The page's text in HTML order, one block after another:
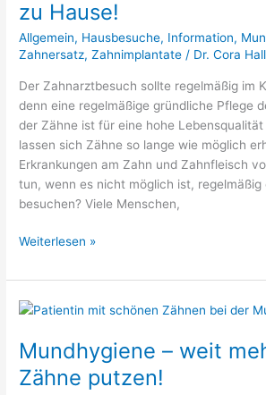
zu Hause!
Allgemein, Hausbesuche, Information,
Zahnersatz,Zahnimplantate / Dr. Cora
Der Zahnarztbesuch sollte regelmäßig im
denn eine regelmäßige gründliche Pflege
der Zähne ist für eine hohe
lassen sich Zähne so lange wie möglich
Erkrankungen am Zahn und Zahnfleisch
tun, wenn es nicht möglich ist, regelmäßig
besuchen? Viele Menschen,
behandeln
Sie
auch
Hause!
Weiterlesen »
Mundhygiene – weit
Zähne putzen!
Mundhygiene
weit
mehr
als